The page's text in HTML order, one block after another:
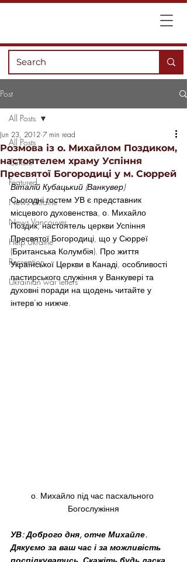
Post
All Posts
Culture
Featured
News Ukraine
News Vancouver
Help Ukraine
Recreation
Ukrainian war letters
All Posts
Розмова із о. Михайлом Поздиком,
настоятелем храму Успіння
Пресвятої Богородиці у м. Сюррей
Jun 23, 2012 7 min read
Віталій Кубацький (Ванкувер)
Сьогодні гостем УВ є представник
місцевого духовенства, о. Михайло
Поздик, настоятель церкви Успіння
Пресвятої Богородиці, що у Сюрреї
(Британська Колумбія). Про життя
Української Церкви в Канаді, особливості
пастирського служіння у Ванкувері та
духовні поради на щодень читайте у
інтерв’ю нижче.
о. Михайло під час пасхального
Богослужіння
УВ: Доброго дня, отче Михайле.
Дякуємо за ваш час і за можливість